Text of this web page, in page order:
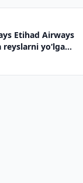
Etihad Airways
yo‘lga